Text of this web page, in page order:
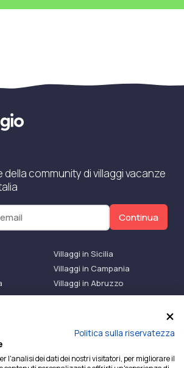
della community di villaggi vacanze
Continua
Villaggi in Sicilia
Villaggi in Campania
Villaggi in Abruzzo
Villaggi TH Resort
di Ekiwi S.r.l.
Politica sulla riservatezza
l'analisi dei dati dei nostri visitatori, per migliorare il